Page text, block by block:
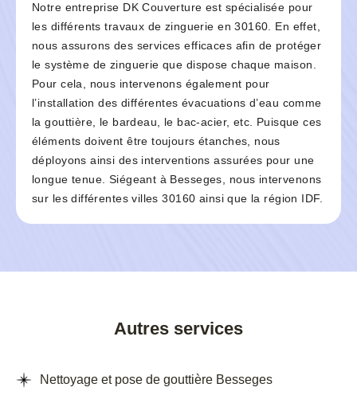
Notre entreprise DK Couverture est spécialisée pour
les différents travaux de zinguerie en 30160. En effet,
nous assurons des services efficaces afin de protéger
le système de zinguerie que dispose chaque maison.
Pour cela, nous intervenons également pour
l’installation des différentes évacuations d’eau comme
la gouttière, le bardeau, le bac-acier, etc. Puisque ces
éléments doivent être toujours étanches, nous
déployons ainsi des interventions assurées pour une
longue tenue. Siégeant à Besseges, nous intervenons
sur les différentes villes 30160 ainsi que la région IDF.
Autres services
Nettoyage et pose de gouttière Besseges